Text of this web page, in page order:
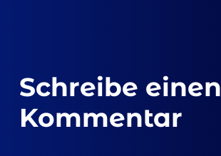
Schreibe einen
Kommentar